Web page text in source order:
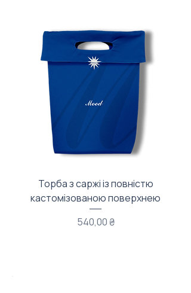
Торба з саржі із повністю
кастомізованою поверхнею
Ціна
540,00 ₴